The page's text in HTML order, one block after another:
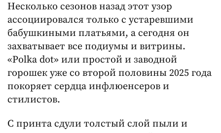
Несколько сезонов назад этот узор
ассоциировался только с устаревшими
бабушкиными платьями, а сегодня он
захватывает все подиумы и витрины.
«Polka dot» или простой и заводной
горошек уже со второй половины 2025 года
покоряет сердца инфлюенсеров и
стилистов.
С принта сдули толстый слой пыли и